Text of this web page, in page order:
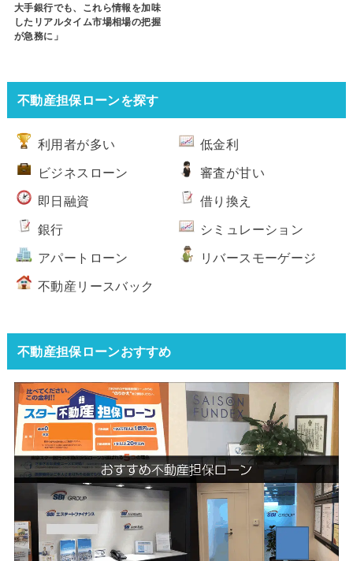
大手銀行でも、これら情報を加味
したリアルタイム市場相場の把握
が急務に」
不動産担保ローンを探す
利用者が多い 低金利
ビジネスローン 審査が甘い
即日融資 借り換え
銀行 シミュレーション
アパートローン リバースモーゲージ
不動産リースバック
不動産担保ローンおすすめ